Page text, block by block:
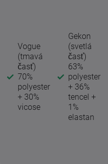
Vogue
(tmavá
časť)
70%
polyester
+ 30%
vicose
Gekon
(svetlá
časť)
63%
polyester
+ 36%
tencel +
1%
elastan